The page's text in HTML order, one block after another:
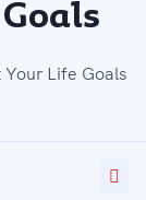
Life Goals